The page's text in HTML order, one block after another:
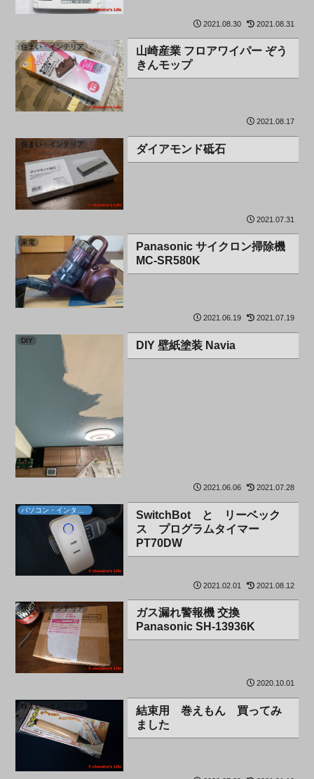
2021.08.30 2021.08.31
住まい・インテリア
山崎産業 フロアワイパー ぞう
きんモップ
2021.08.17
住まい・インテリア ダイアモンド砥石
2021.07.31
家電
Panasonic サイクロン掃除機
MC-SR580K
2021.06.19 2021.07.19
DIY DIY 壁紙塗装 Navia
2021.06.06 2021.07.28
SwitchBot と リーベック
ス プログラムタイマー
PT70DW
2021.02.01 2021.08.12
住まい・インテリア
ガス漏れ警報機 交換
Panasonic SH-13936K
2020.10.01
住まい・インテリア
結束用 巻えもん 買ってみ
ました